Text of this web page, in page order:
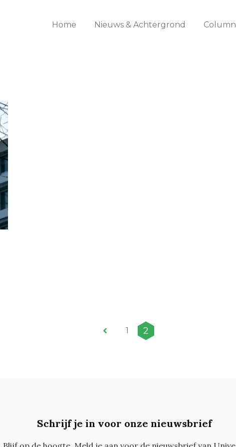
Home Nieuws & Achtergrond
1 2
Schrijf je in voor onze nieuwsbrief